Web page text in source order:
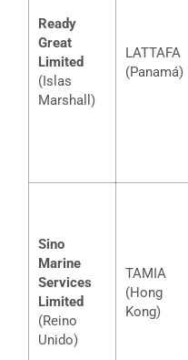
Ready
Great
Limited
(Islas
Marshall)
LATTAFA
(Panamá)
Sino
Marine
Services
Limited
(Reino
Unido)
TAMIA
(Hong
Kong)